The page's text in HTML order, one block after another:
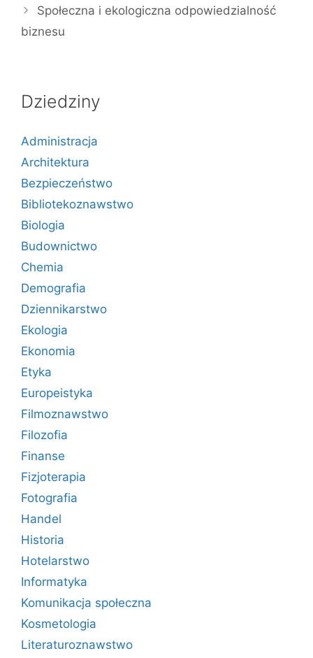
Społeczna i ekologiczna odpowiedzialność
biznesu
Dziedziny
Administracja
Architektura
Bezpieczeństwo
Bibliotekoznawstwo
Biologia
Budownictwo
Chemia
Demografia
Dziennikarstwo
Ekologia
Ekonomia
Etyka
Europeistyka
Filmoznawstwo
Filozofia
Finanse
Fizjoterapia
Fotografia
Handel
Historia
Hotelarstwo
Informatyka
Komunikacja społeczna
Kosmetologia
Literaturoznawstwo